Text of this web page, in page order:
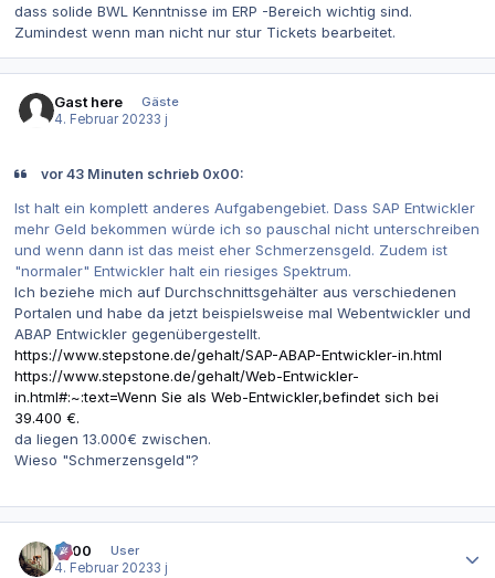
dass solide BWL Kenntnisse im ERP -Bereich wichtig sind.
Zumindest wenn man nicht nur stur Tickets bearbeitet.
Gast here
Gäste
4. Februar 20233 j
vor 43 Minuten schrieb 0x00:
Ist halt ein komplett anderes Aufgabengebiet. Dass SAP Entwickler
mehr Geld bekommen würde ich so pauschal nicht unterschreiben
und wenn dann ist das meist eher Schmerzensgeld. Zudem ist
"normaler" Entwickler halt ein riesiges Spektrum.
Ich beziehe mich auf Durchschnittsgehälter aus verschiedenen
Portalen und habe da jetzt beispielsweise mal Webentwickler und
ABAP Entwickler gegenübergestellt.
https://www.stepstone.de/gehalt/SAP-ABAP-Entwickler-in.html
https://www.stepstone.de/gehalt/Web-Entwickler-
in.html#:~:text=Wenn Sie als Web-Entwickler,befindet sich bei
39.400 €.
da liegen 13.000€ zwischen.
Wieso "Schmerzensgeld"?
0x00
User
4. Februar 20233 j